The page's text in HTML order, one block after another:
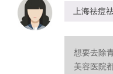
上海祛痘
想要去除
美容医院